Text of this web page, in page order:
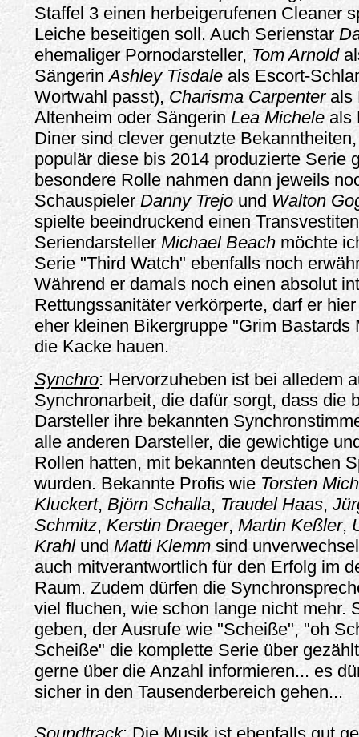
Staffel 3 einen herbeigerufenen Cleaner
Leiche beseitigen soll. Auch Serienstar
ehemaliger Pornodarsteller, Tom Arnold
SängerinAshley Tisdale als Escort-
Wortwahl passt), Charisma Carpenterals
Altenheim oder Sängerin Lea Micheleals
Diner sind clever genutzte
populär diese bis 2014 produzierte Serie
besondere Rolle nahmen dann jeweils
Schauspieler Danny Trejound Walton
spielte beeindruckend einen
Seriendarsteller Michael Beach möchte
Serie "Third Watch" ebenfalls noch
Während er damals noch einen absolut
Rettungssanitäter verkörperte, darf er
eher kleinen Bikergruppe "Grim Bastards
die Kacke hauen.
Synchro: Hervorzuheben ist bei alledem
Synchronarbeit, die dafür sorgt, dass die
Darsteller ihre bekannten
alle anderen Darsteller, die gewichtige
Rollen hatten, mit bekannten deutschen
wurden. Bekannte Profis wie Torsten
Kluckert, Björn Schalla, Traudel Haas,
Schmitz, Kerstin Draeger, Martin Keßler,
Krahlund Matti Klemm sind
auch mitverantwortlich für den Erfolg im
Raum. Zudem dürfen die
viel fluchen, wie schon lange nicht mehr.
geben, der Ausrufe wie "Scheiße", "oh
Scheiße" die komplette Serie über
gerne über die Anzahl informieren... es
sicher in den Tausenderbereich gehen...